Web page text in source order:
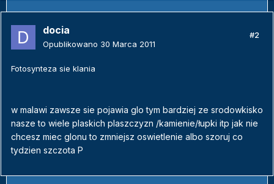
docia
Opublikowano 30 Marca 2011
#2
Fotosynteza sie klania
w malawi zawsze sie pojawia glo tym bardziej ze srodowkisko
nasze to wiele plaskich plaszczyzn /kamienie/łupki itp jak nie
chcesz miec glonu to zmniejsz oswietlenie albo szoruj co
tydzien szczota P